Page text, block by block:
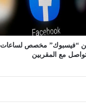
“فيسبوك” مخصص لساعات
مع المقربين